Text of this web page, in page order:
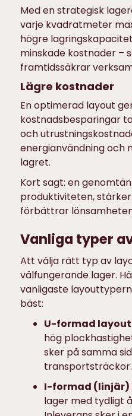
Med en strategisk
varje kvadratmeter
högre
minskade kostnader –
framtidssäkrar
Lägre kostnader
En optimerad layout
kostnadsbesparingar
och
energianvändning och
lagret.
Kort sagt: en
produktiviteten,
förbättrar
Vanliga typer
Att välja rätt typ av
välfungerande lager.
vanligaste
bäst:
U-formad
hög
sker på samma
transportsträckor.
I-formad (linjär)
lager med tydligt